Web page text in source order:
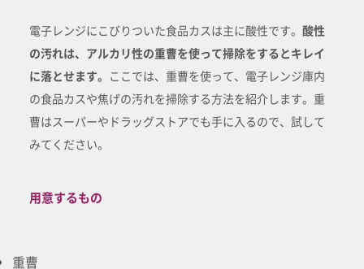
電子レンジにこびりついた食品カスは主に酸性です。 酸性
の汚れは、アルカリ性の重曹を使って掃除をするとキレイ
に落とせます。 ここでは、重曹を使って、電子レンジ庫内
の食品カスや焦げの汚れを掃除する方法を紹介します。重
曹はスーパーやドラッグストアでも手に入るので、試して
みてください。
用意するもの
重曹